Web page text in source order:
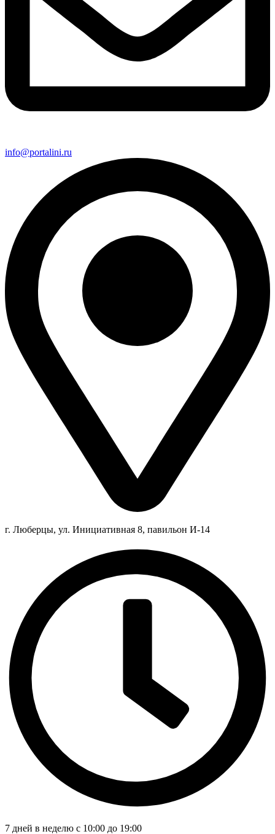
info@portalini.ru
г. Люберцы, ул. Инициативная 8, павильон И-14
7 дней в неделю с 10:00 до 19:00